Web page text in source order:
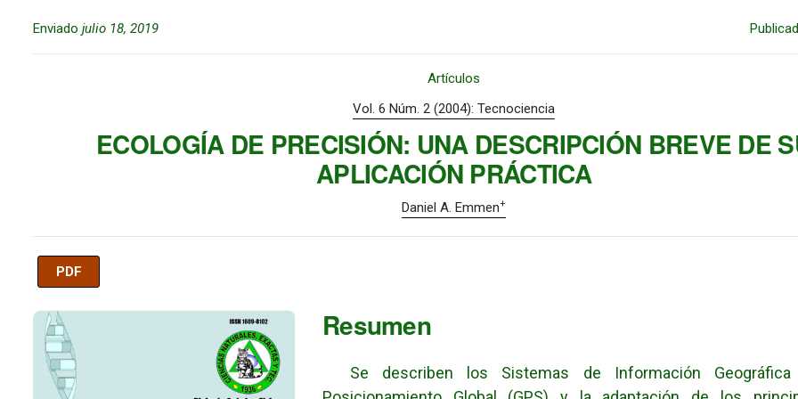
Enviado julio 18, 2019
Artículos
Vol. 6 Núm. 2 (2004): Tecnociencia
ECOLOGÍA DE PRECISIÓN: UNA DESCRIPCIÓN BREVE DE
APLICACIÓN PRÁCTICA
Daniel A. Emmen+
PDF
Imagen de portada Resumen
Se describen los Sistemas de Información Geográfica